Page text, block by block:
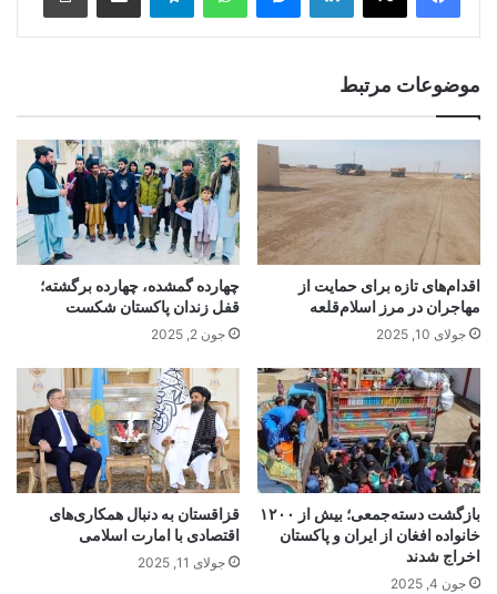
موضوعات مرتبط
اقدام‌های تازه برای حمایت از
مهاجران در مرز اسلام‌قلعه
جولای 10, 2025
چهارده گمشده، چهارده برگشته؛
قفل زندان پاکستان شکست
جون 2, 2025
بازگشت دسته‌جمعی؛ بیش از ۱۲۰۰
خانواده افغان از ایران و پاکستان
اخراج شدند
جون 4, 2025
قزاقستان به دنبال همکاری‌های
اقتصادی با امارت اسلامی
جولای 11, 2025